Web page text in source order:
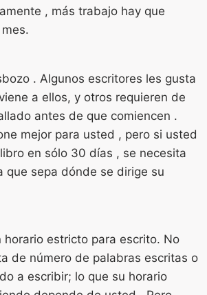
, más trabajo hay que
. Algunos escritores les gusta
a ellos, y otros requieren de
antes de que comiencen .
mejor para usted , pero si usted
en sólo 30 días , se necesita
que sepa dónde se dirige su
horario estricto para escrito. No
de número de palabras escritas o
a escribir; lo que su horario